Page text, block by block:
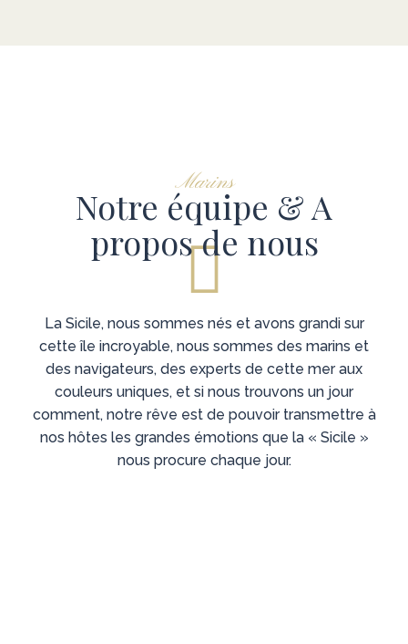
Marins
Notre équipe & A
propos de nous
La Sicile, nous sommes nés et avons grandi sur
cette île incroyable, nous sommes des marins et
des navigateurs, des experts de cette mer aux
couleurs uniques, et si nous trouvons un jour
comment, notre rêve est de pouvoir transmettre à
nos hôtes les grandes émotions que la « Sicile »
nous procure chaque jour.